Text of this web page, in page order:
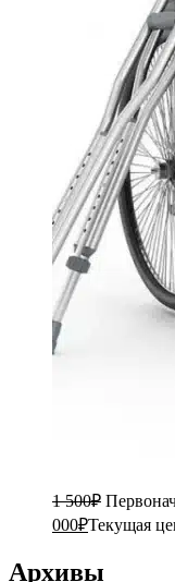
1 500₽
000₽Текущая
Архивы